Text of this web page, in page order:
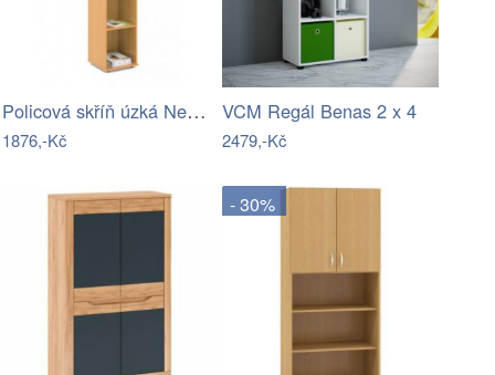
Policová skříň úzká New York SC53-04-LZ
1876,-Kč
VCM Regál Benas 2 x 4
2479,-Kč
- 30%